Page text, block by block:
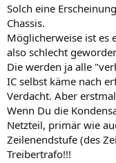
Solch eine
Chassis.
Möglicherweise ist es
also schlecht
Die werden ja alle
IC selbst käme nach
Verdacht. Aber
Wenn Du die
Netzteil, primär wie
Zeilenendstufe (des
Treibertrafo!!!